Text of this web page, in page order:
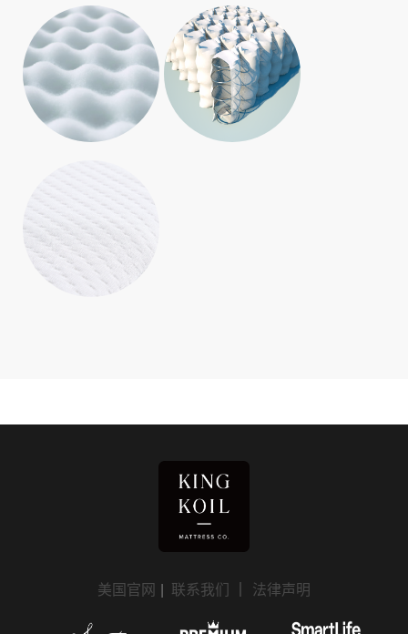
美国官网 | 联系我们 ｜ 法律声明